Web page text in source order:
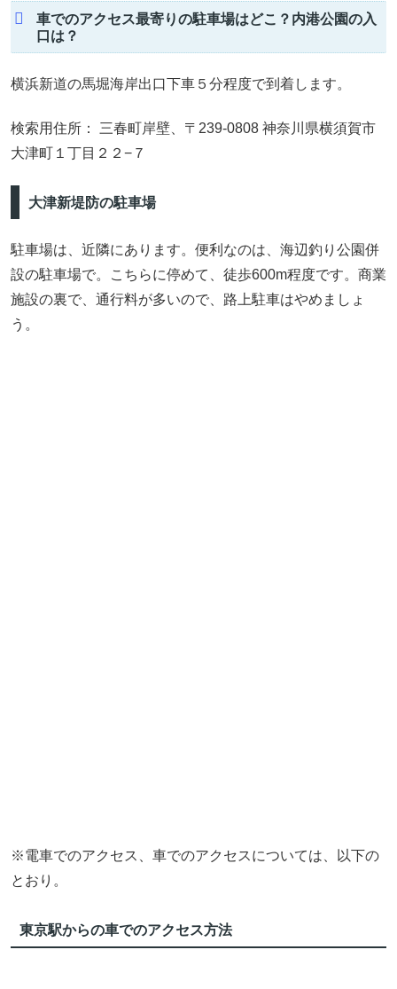
車でのアクセス最寄りの駐車場はどこ？内港公園の入
口は？
横浜新道の馬堀海岸出口下車５分程度で到着します。
検索用住所： 三春町岸壁、〒239-0808 神奈川県横須賀市
大津町１丁目２２−７
大津新堤防の駐車場
駐車場は、近隣にあります。便利なのは、海辺釣り公園併
設の駐車場で。こちらに停めて、徒歩600m程度です。商業
施設の裏で、通行料が多いので、路上駐車はやめましょ
う。
※電車でのアクセス、車でのアクセスについては、以下の
とおり。
東京駅からの車でのアクセス方法